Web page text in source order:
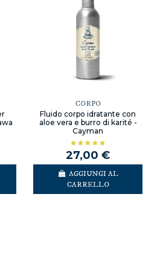
CORPO
Fluido corpo idratante con
aloe vera e burro di karité -
Cayman
27,00 €
AGGIUNGI AL
CARRELLO